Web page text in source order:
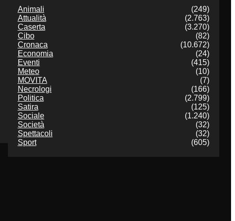
Animali
(249)
Attualità
(2.763)
Caserta
(3.270)
Cibo
(82)
Cronaca
(10.672)
Economia
(24)
Eventi
(415)
Meteo
(10)
MOVITA
(7)
Necrologi
(166)
Politica
(2.799)
Satira
(125)
Sociale
(1.240)
Società
(32)
Spettacoli
(32)
Sport
(605)